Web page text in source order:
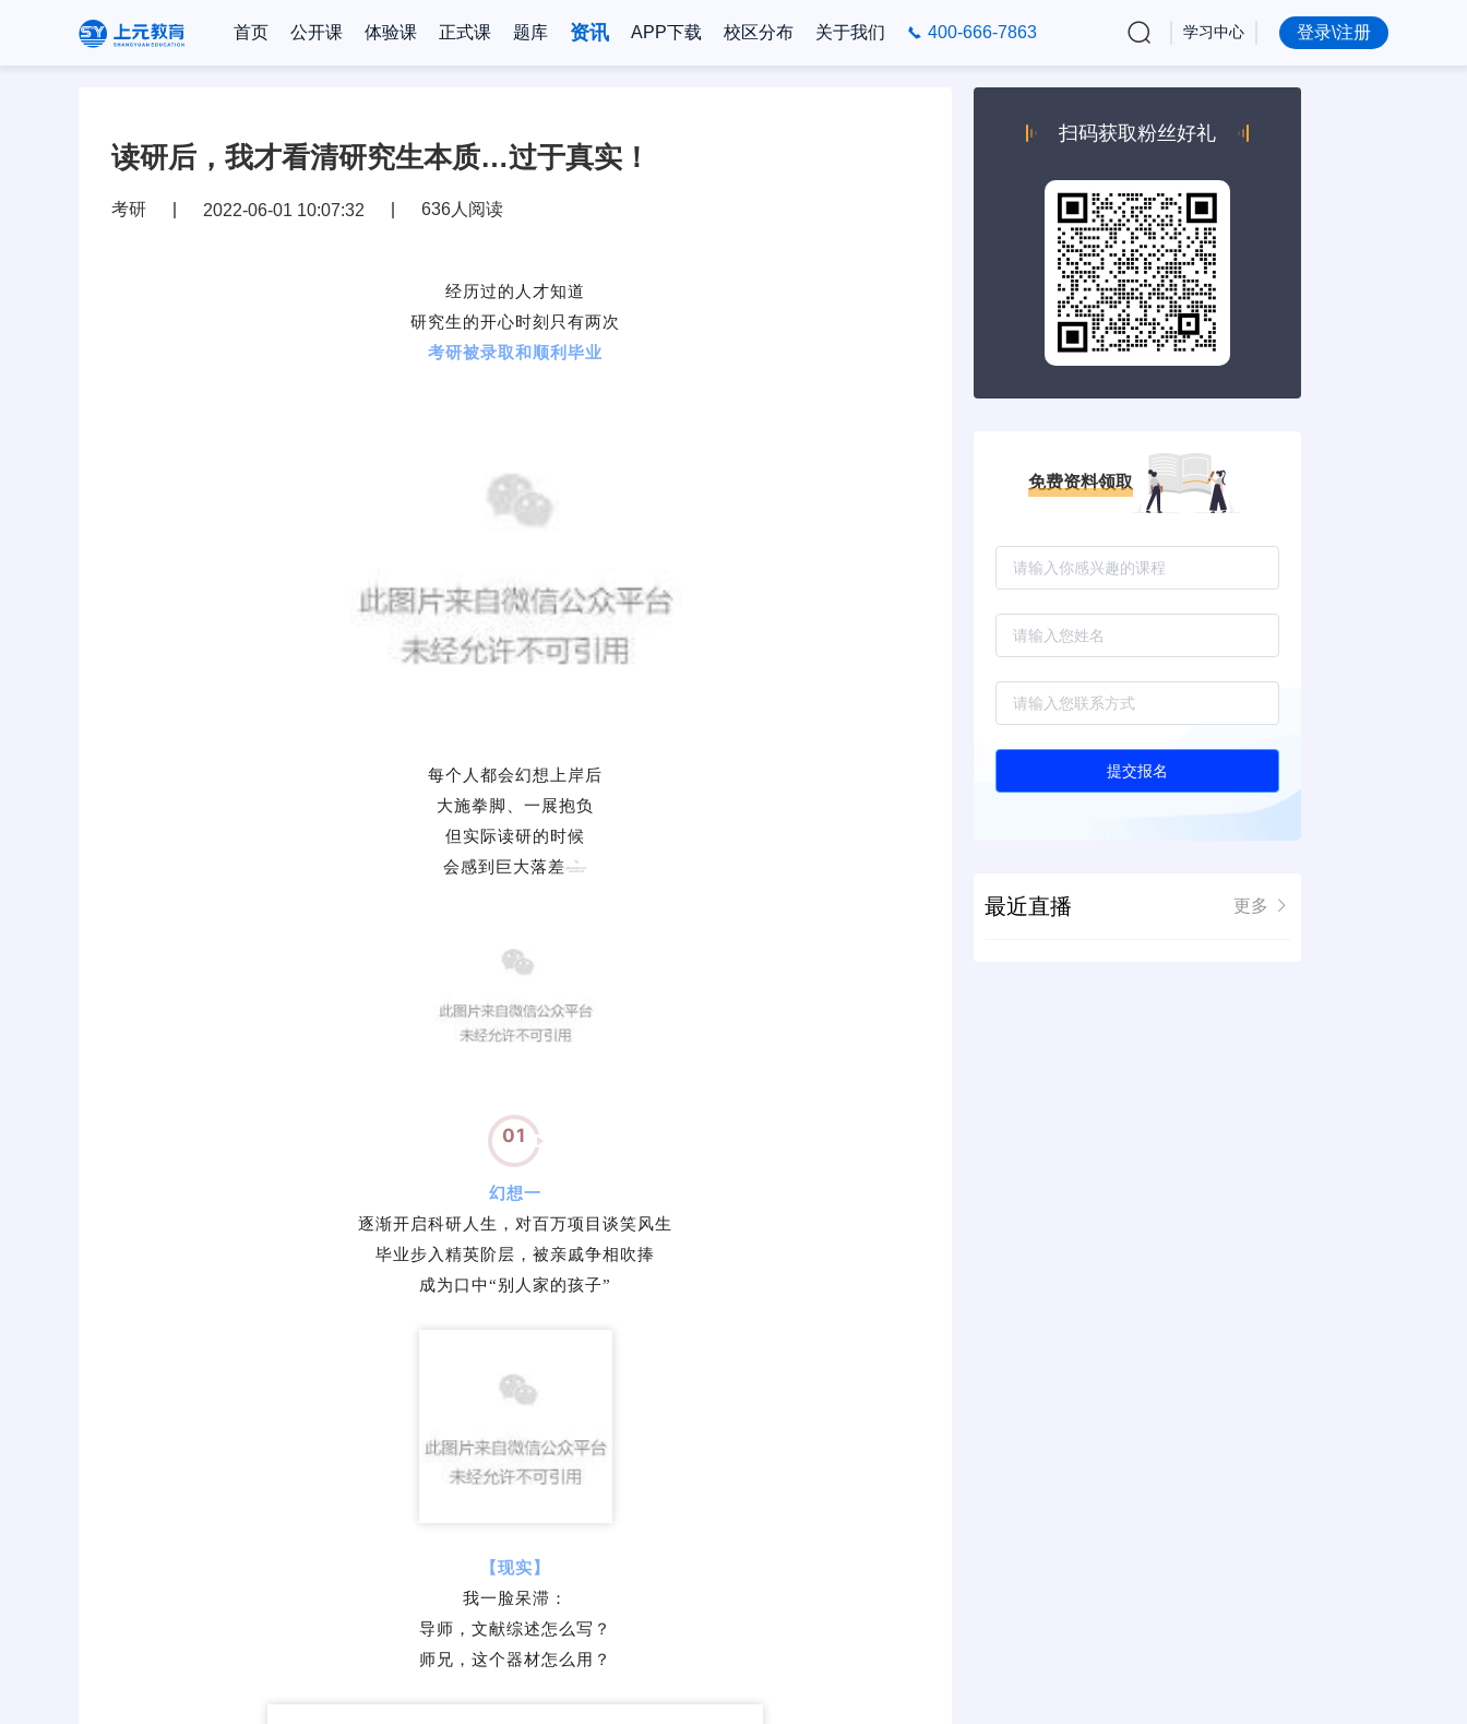
首页 公开课 体验课 正式课 题库 资讯 APP下载 校区分布 关于我们 400-666-7863 学习中心 登录\注册
读研后，我才看清研究生本质…过于真实！
考研 2022-06-01 10:07:32 636人阅读
经历过的人才知道
研究生的开心时刻只有两次
考研被录取和顺利毕业
每个人都会幻想上岸后
大施拳脚、一展抱负
但实际读研的时候
会感到巨大落差
01
幻想一
逐渐开启科研人生，对百万项目谈笑风生
毕业步入精英阶层，被亲戚争相吹捧
成为口中“别人家的孩子”
【现实】
我一脸呆滞：
导师，文献综述怎么写？
师兄，这个器材怎么用？
扫码获取粉丝好礼
免费资料领取
提交报名
最近直播 更多